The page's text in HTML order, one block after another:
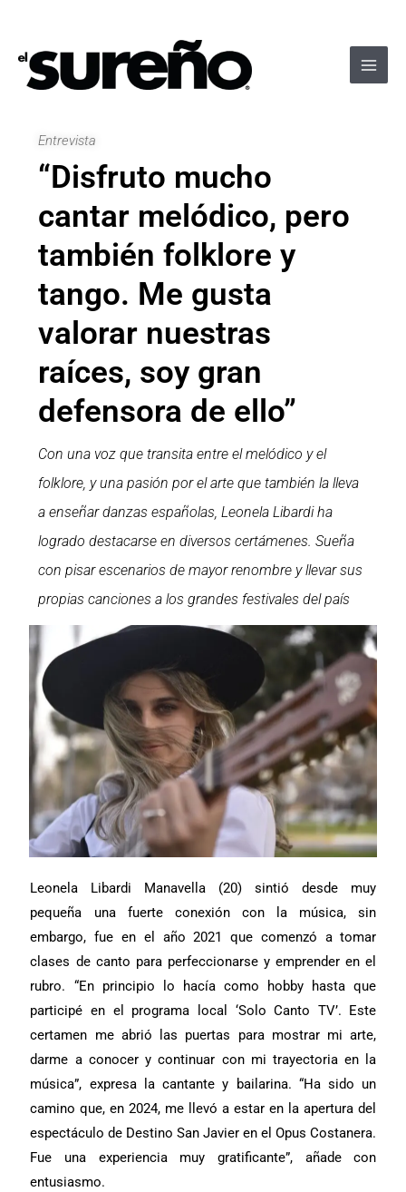
contenido
Entrevista
“Disfruto mucho
cantar melódico, pero
también folklore y
tango. Me gusta
valorar nuestras
raíces, soy gran
defensora de ello”
Con una voz que transita entre el melódico y el
folklore, y una pasión por el arte que también la lleva
a enseñar danzas españolas, Leonela Libardi ha
logrado destacarse en diversos certámenes. Sueña
con pisar escenarios de mayor renombre y llevar sus
propias canciones a los grandes festivales del país
Leonela Libardi Manavella (20) sintió desde muy
pequeña una fuerte conexión con la música, sin
embargo, fue en el año 2021 que comenzó a tomar
clases de canto para perfeccionarse y emprender en el
rubro. “En principio lo hacía como hobby hasta que
participé en el programa local ‘Solo Canto TV’. Este
certamen me abrió las puertas para mostrar mi arte,
darme a conocer y continuar con mi trayectoria en la
música”, expresa la cantante y bailarina. “Ha sido un
camino que, en 2024, me llevó a estar en la apertura del
espectáculo de Destino San Javier en el Opus Costanera.
Fue una experiencia muy gratificante”, añade con
entusiasmo.
entradas